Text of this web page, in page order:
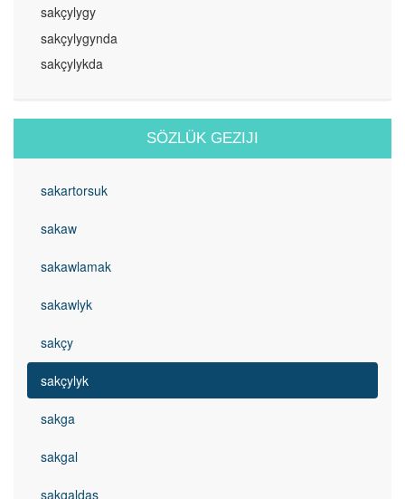
sakçylygy
sakçylygynda
sakçylykda
SÖZLÜK GEZIJI
sakartorsuk
sakaw
sakawlamak
sakawlyk
sakçy
sakçylyk
sakga
sakgal
sakgaldaş